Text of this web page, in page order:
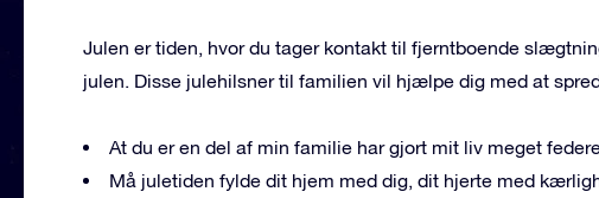
Julen er tiden, hvor du tager kontakt til fjerntboende
julen. Disse julehilsner til familien vil hjælpe dig med at
At du er en del af min familie har gjort mit liv meget
Må juletiden fylde dit hjem med dig, dit hjerte med